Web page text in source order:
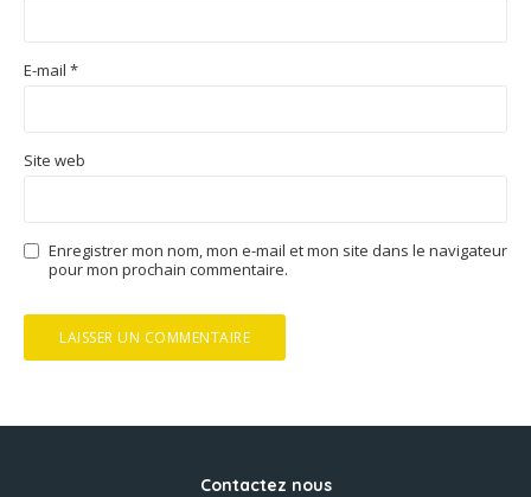
E-mail *
Site web
Enregistrer mon nom, mon e-mail et mon site dans le navigateur
pour mon prochain commentaire.
Contactez nous